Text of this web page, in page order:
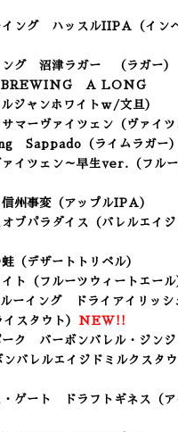
イング ハッスルIIPA（イン
ング 沼津ラガー （ ラガー）
BREWING A LONG
ルジャンホワイトｗ/文旦）
マーヴァイツェン（ヴァイツ
Sappado（ライムラガー）
イツェン～早生ver.（フルー
州事変（アップルIPA）
パラダイス（バレルエイジ
（デザートトリペル）
ト（フルーツウィートエール
ーイング ドライアイリッシ
スタウト） NEW!!
ク バーボンバレル・ジンジ
ンバレルエイジドミルクスタ
ゲート ドラフトギネス（ア